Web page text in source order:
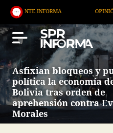
INFORMA
Asfixian bloqueos y
política la economía
Bolivia tras orden de
aprehensión contra
Morales